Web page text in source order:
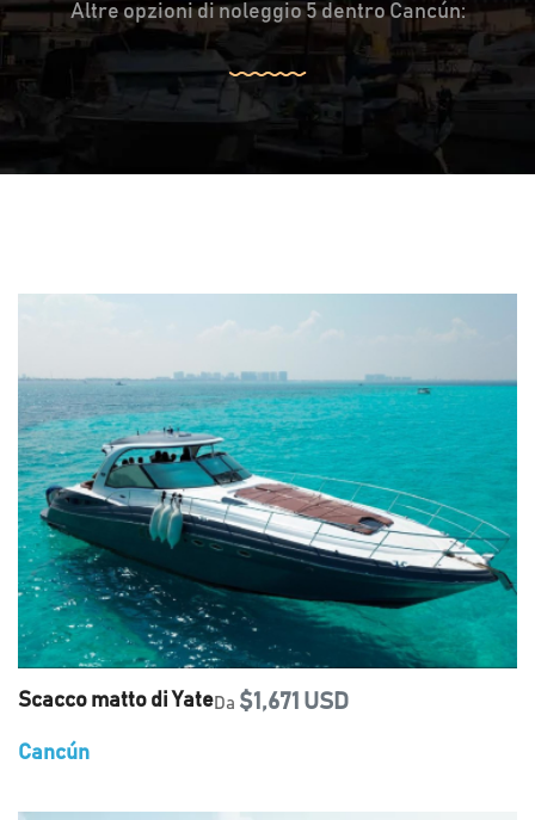
Altre opzioni di noleggio 5 dentro Cancún:
Scacco matto di YateDa $1,671 USD
Cancún